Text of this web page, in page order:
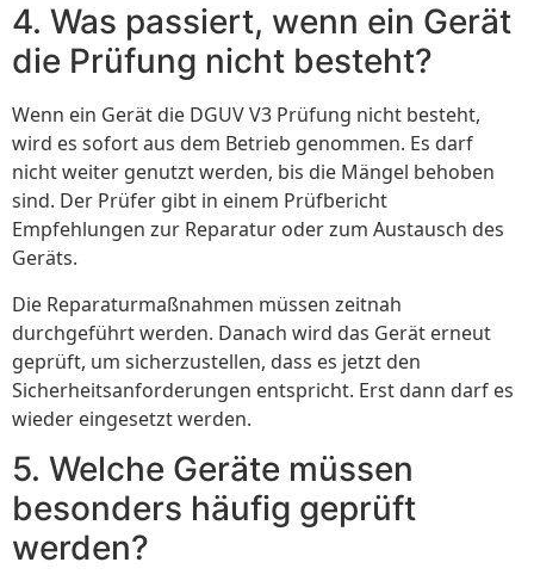
4. Was passiert, wenn ein Gerät
die Prüfung nicht besteht?
Wenn ein Gerät die DGUV V3 Prüfung nicht besteht,
wird es sofort aus dem Betrieb genommen. Es darf
nicht weiter genutzt werden, bis die Mängel behoben
sind. Der Prüfer gibt in einem Prüfbericht
Empfehlungen zur Reparatur oder zum Austausch des
Geräts.
Die Reparaturmaßnahmen müssen zeitnah
durchgeführt werden. Danach wird das Gerät erneut
geprüft, um sicherzustellen, dass es jetzt den
Sicherheitsanforderungen entspricht. Erst dann darf es
wieder eingesetzt werden.
5. Welche Geräte müssen
besonders häufig geprüft
werden?